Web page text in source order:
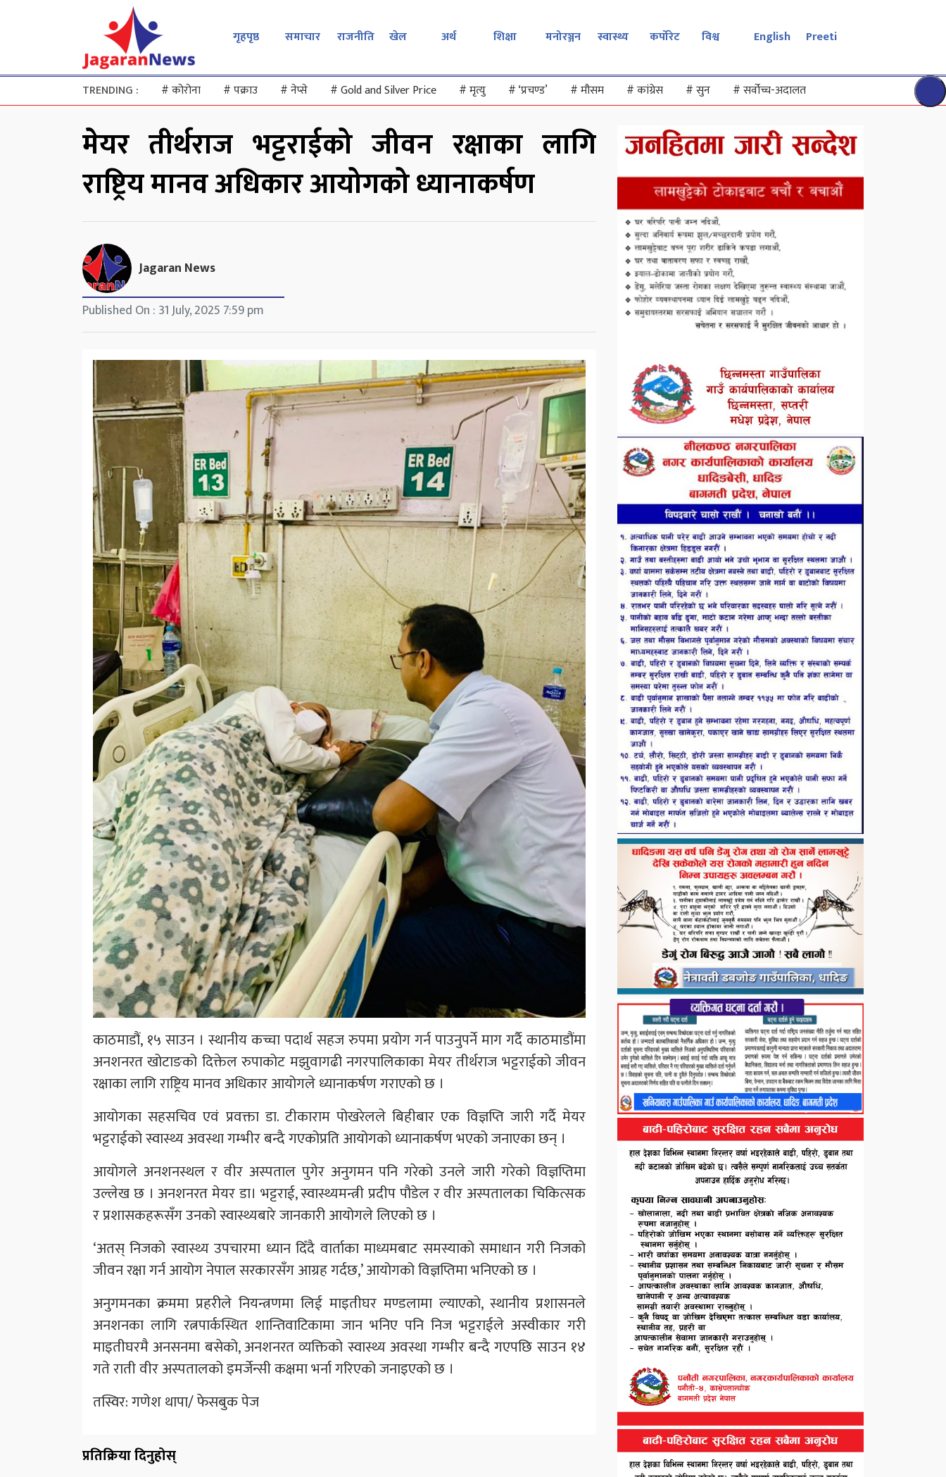
गृहपृष्ठ समाचार राजनीति खेल अर्थ शिक्षा मनोरञ्जन स्वास्थ्य कर्पोरेट विश्व English Preeti
TRENDING : #कोरोना #पक्राउ #नेप्से #Gold and Silver Price #मृत्यु #‘प्रचण्ड’ #मौसम #कांग्रेस #सुन #सर्वोच्च-अदालत
मेयर तीर्थराज भट्टराईको जीवन रक्षाका लागि
राष्ट्रिय मानव अधिकार आयोगको ध्यानाकर्षण
Jagaran News
Published On : 31 July, 2025 7:59 pm
काठमाडौं, १५ साउन । स्थानीय कच्चा पदार्थ सहज रुपमा प्रयोग गर्न पाउनुपर्ने माग गर्दै काठमाडौंमा
अनशनरत खोटाङको दिक्तेल रुपाकोट मझुवागढी नगरपालिकाका मेयर तीर्थराज भट्टराईको जीवन
रक्षाका लागि राष्ट्रिय मानव अधिकार आयोगले ध्यानाकर्षण गराएको छ ।
आयोगका सहसचिव एवं प्रवक्ता डा. टीकाराम पोखरेलले बिहीबार एक विज्ञप्ति जारी गर्दै मेयर
भट्टराईको स्वास्थ्य अवस्था गम्भीर बन्दै गएकोप्रति आयोगको ध्यानाकर्षण भएको जनाएका छन् ।
आयोगले अनशनस्थल र वीर अस्पताल पुगेर अनुगमन पनि गरेको उनले जारी गरेको विज्ञप्तिमा
उल्लेख छ । अनशनरत मेयर डा। भट्टराई, स्वास्थ्यमन्त्री प्रदीप पौडेल र वीर अस्पतालका चिकित्सक
र प्रशासकहरूसँग उनको स्वास्थ्यबारे जानकारी आयोगले लिएको छ ।
‘अतस् निजको स्वास्थ्य उपचारमा ध्यान दिँदै वार्ताका माध्यमबाट समस्याको समाधान गरी निजको
जीवन रक्षा गर्न आयोग नेपाल सरकारसँग आग्रह गर्दछ,’ आयोगको विज्ञप्तिमा भनिएको छ ।
अनुगमनका क्रममा प्रहरीले नियन्त्रणमा लिई माइतीघर मण्डलामा ल्याएको, स्थानीय प्रशासनले
अनशनका लागि रत्नपार्कस्थित शान्तिवाटिकामा जान भनिए पनि निज भट्टराईले अस्वीकार गरी
माइतीघरमै अनसनमा बसेको, अनशनरत व्यक्तिको स्वास्थ्य अवस्था गम्भीर बन्दै गएपछि साउन १४
गते राती वीर अस्पतालको इमर्जेन्सी कक्षमा भर्ना गरिएको जनाइएको छ ।
तस्विर: गणेश थापा/ फेसबुक पेज
प्रतिक्रिया दिनुहोस्